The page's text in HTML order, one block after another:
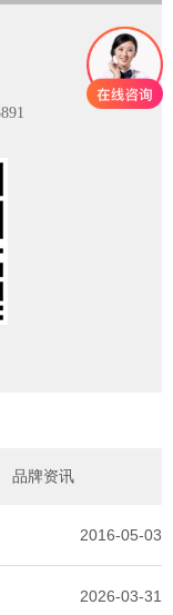
品牌资讯
2016-05-03
2026-03-31